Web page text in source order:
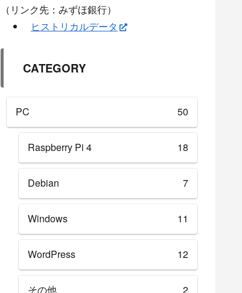
（リンク先：みずほ銀行）
ヒストリカルデータ
CATEGORY
PC 50
Raspberry Pi 4 18
Debian 7
Windows 11
WordPress 12
その他 2